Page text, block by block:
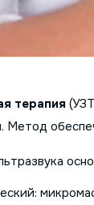
терапия
Метод